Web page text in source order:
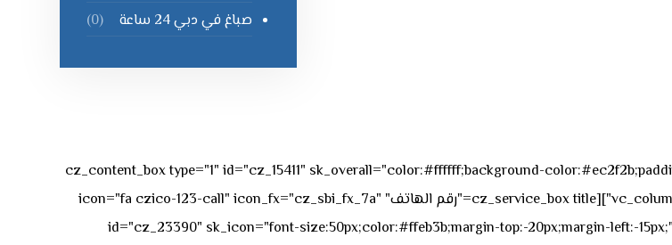
صباغ في دبي 24 ساعة
(0)
[vc_row][vc_column][cz_content_box type="1" id="cz_15411" sk_overall="color:#ffffff;background-
50px rgba(236,47,43,0.3);"][vc_row_inner][vc_column_inner offset="vc_col-md-4"][cz_service_box title="رقم الهاتف" icon="fa czico-123-call" icon_fx="cz_sbi_fx_7a"
id="cz_23390" sk_icon="font-size:50px;color:#ffeb3b;margin-top:-20px;margin-left:-